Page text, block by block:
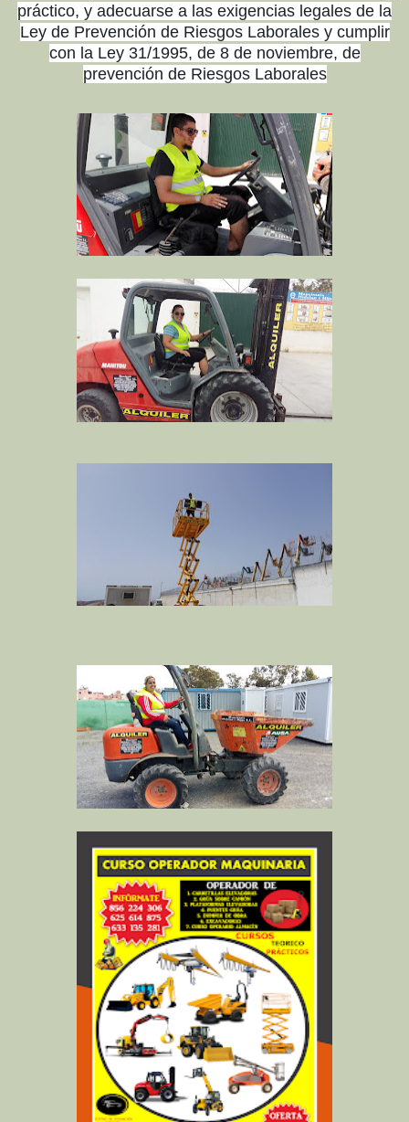
práctico, y adecuarse a las exigencias legales de la
Ley de Prevención de Riesgos Laborales y cumplir
con la Ley 31/1995, de 8 de noviembre, de
prevención de Riesgos Laborales